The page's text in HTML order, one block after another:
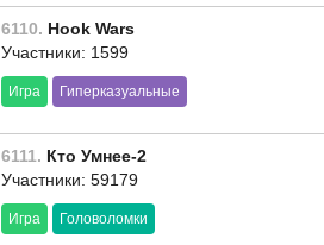
6110. Hook Wars
Участники: 1599
Игра Гиперказуальные
6111. Кто Умнее-2
Участники: 59179
Игра Головоломки